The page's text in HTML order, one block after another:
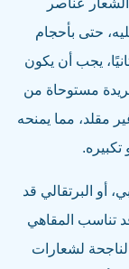
عناصر
حتى بأحجام
يجب أن يكون
مستوحاة من
مقلد، مما يمنحه
أو البرتقالي قد
تناسب المقاهي
لشعارات